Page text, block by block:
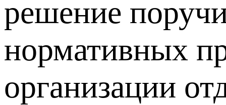
решение
нормативных
организации